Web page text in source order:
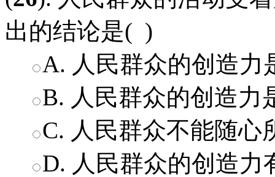
出的结论是( )
A. 人民群众的创造力
B. 人民群众的创造力
C. 人民群众不能随心
D. 人民群众的创造力